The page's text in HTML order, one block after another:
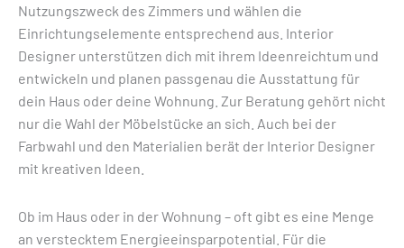
Nutzungszweck des Zimmers und wählen die
Einrichtungselemente entsprechend aus. Interior
Designer unterstützen dich mit ihrem Ideenreichtum und
entwickeln und planen passgenau die Ausstattung für
dein Haus oder deine Wohnung. Zur Beratung gehört nicht
nur die Wahl der Möbelstücke an sich. Auch bei der
Farbwahl und den Materialien berät der Interior Designer
mit kreativen Ideen.
Ob im Haus oder in der Wohnung – oft gibt es eine Menge
an verstecktem Energieeinsparpotential. Für die